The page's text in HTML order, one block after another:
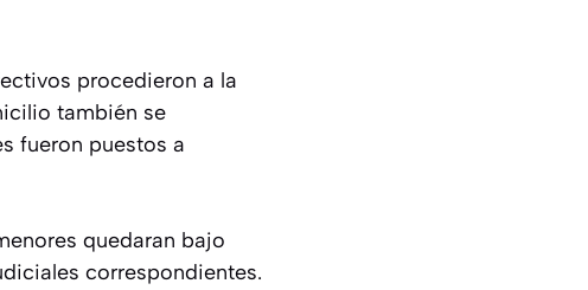
procedieron a la
también se
fueron puestos a
quedaran bajo
correspondientes.